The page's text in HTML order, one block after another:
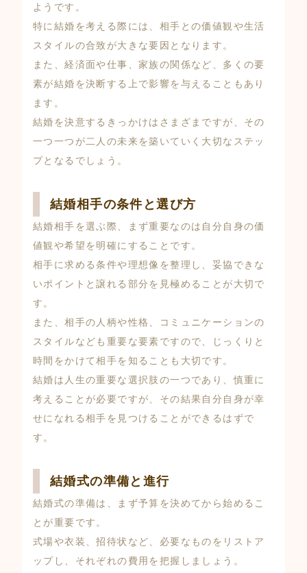
ようです。
特に結婚を考える際には、相手との価値観や生活
スタイルの合致が大きな要因となります。
また、経済面や仕事、家族の関係など、多くの要
素が結婚を決断する上で影響を与えることもあり
ます。
結婚を決意するきっかけはさまざまですが、その
一つ一つが二人の未来を築いていく大切なステッ
プとなるでしょう。
結婚相手の条件と選び方
結婚相手を選ぶ際、まず重要なのは自分自身の価
値観や希望を明確にすることです。
相手に求める条件や理想像を整理し、妥協できな
いポイントと譲れる部分を見極めることが大切で
す。
また、相手の人柄や性格、コミュニケーションの
スタイルなども重要な要素ですので、じっくりと
時間をかけて相手を知ることも大切です。
結婚は人生の重要な選択肢の一つであり、慎重に
考えることが必要ですが、その結果自分自身が幸
せになれる相手を見つけることができるはずで
す。
結婚式の準備と進行
結婚式の準備は、まず予算を決めてから始めるこ
とが重要です。
式場や衣装、招待状など、必要なものをリストア
ップし、それぞれの費用を把握しましょう。